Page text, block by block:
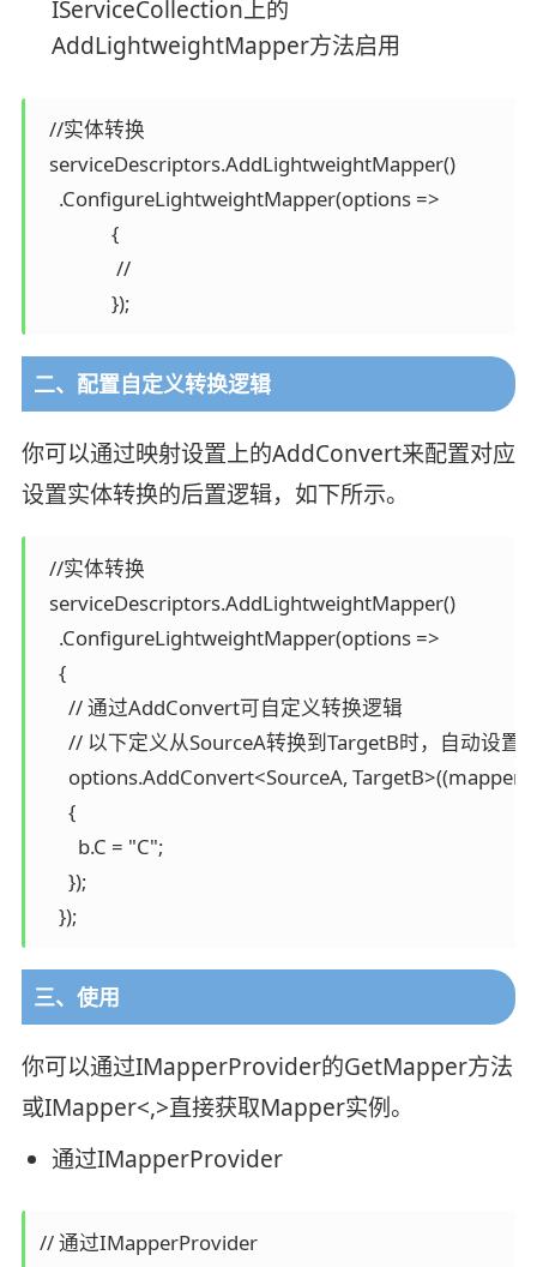
IServiceCollection上的
AddLightweightMapper方法启用
  //实体转换
  serviceDescriptors.AddLightweightMapper()
    .ConfigureLightweightMapper(options =>
               {
                //
               });
二、配置自定义转换逻辑
你可以通过映射设置上的AddConvert来配置对应
设置实体转换的后置逻辑，如下所示。
  //实体转换
  serviceDescriptors.AddLightweightMapper()
    .ConfigureLightweightMapper(options =>
    {
      // 通过AddConvert可自定义转换逻辑
// 以下定义从SourceA转换到TargetB时，自动设置
options.AddConvert<SourceA, TargetB>((mapper,
      {
        b.C = "C";
      });
    });
三、使用
你可以通过IMapperProvider的GetMapper方法
或IMapper<,>直接获取Mapper实例。
通过IMapperProvider
// 通过IMapperProvider